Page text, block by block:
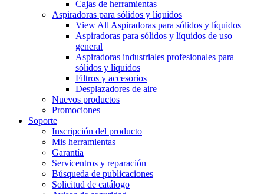
Cajas de herramientas
Aspiradoras para sólidos y líquidos
View All Aspiradoras para sólidos y líquidos
Aspiradoras para sólidos y líquidos de uso
general
Aspiradoras industriales profesionales para
sólidos y líquidos
Filtros y accesorios
Desplazadores de aire
Nuevos productos
Promociones
Soporte
Inscripción del producto
Mis herramientas
Garantía
Servicentros y reparación
Búsqueda de publicaciones
Solicitud de catálogo